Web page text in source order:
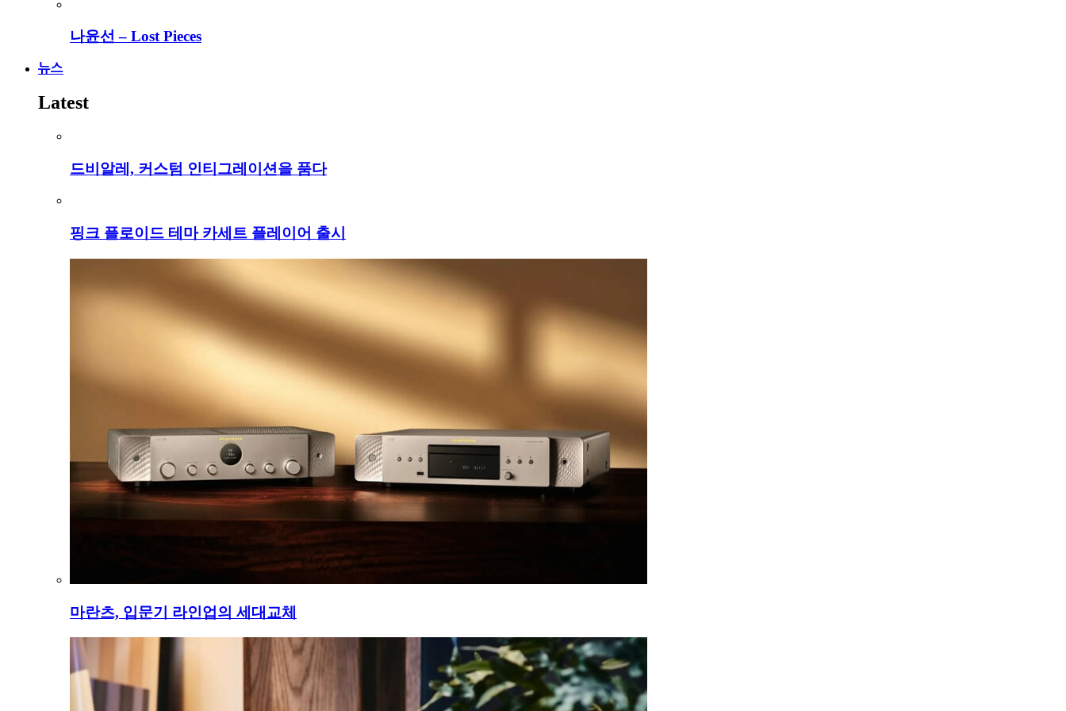
나윤선 – Lost Pieces
뉴스
Latest
드비알레, 커스텀 인티그레이션을 품다
핑크 플로이드 테마 카세트 플레이어 출시
마란츠, 입문기 라인업의 세대교체